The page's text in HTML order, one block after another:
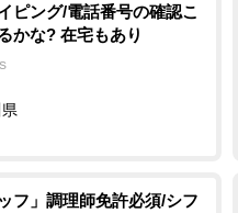
ピング/電話番号の確認こ
かな? 在宅もあり
フ」調理師免許必須/シフ